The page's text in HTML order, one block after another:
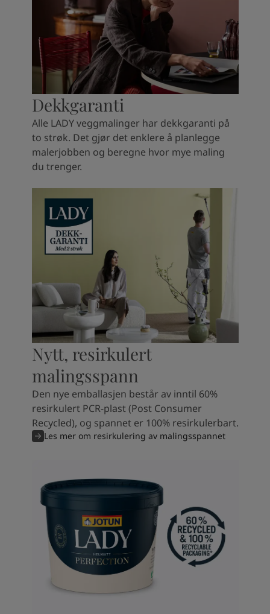
Dekkgaranti
Alle LADY veggmalinger har dekkgaranti på
to strøk. Det gjør det enklere å planlegge
malerjobben og beregne hvor mye maling
du trenger.
Nytt, resirkulert
malingsspann
Den nye emballasjen består av inntil 60%
resirkulert PCR-plast (Post Consumer
Recycled), og spannet er 100% resirkulerbart.
Les mer om resirkulering av malingsspannet